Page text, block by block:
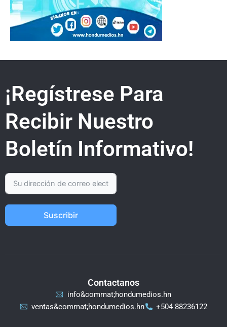
¡Regístrese Para
Recibir Nuestro
Boletín Informativo!
Suscribir
Contactanos
info&commat;hondumedios.hn
ventas&commat;hondumedios.hn
+504 88236122